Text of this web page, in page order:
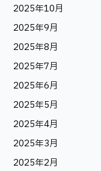
2025年10月
2025年9月
2025年8月
2025年7月
2025年6月
2025年5月
2025年4月
2025年3月
2025年2月